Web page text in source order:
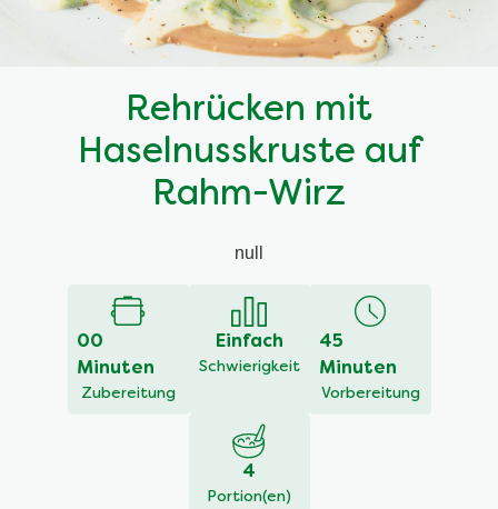
Rehrücken mit
Haselnusskruste auf
Rahm-Wirz
null
00
Minuten
Zubereitung
Einfach
Schwierigkeit
45
Minuten
Vorbereitung
4
Portion(en)